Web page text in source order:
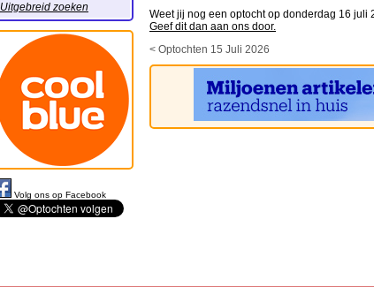
Weet jij nog een optocht op donderdag 16 juli
Geef dit dan aan ons door.
< Optochten 15 Juli 2026
Uitgebreid zoeken
Volg ons op Facebook